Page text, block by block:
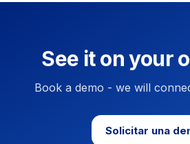
See it on your
Book a demo - we will
Solicitar una